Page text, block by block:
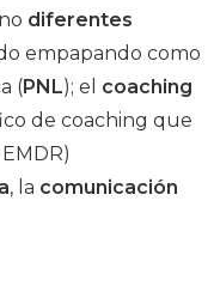
diferentes
empapando como
(PNL); el coaching
de coaching que
, la comunicación